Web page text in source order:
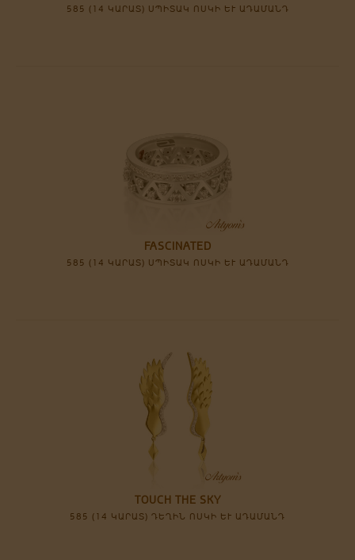
585 (14 ԿԱՐԱՏ) ՍՊԻՏԱԿ ՈՍԿԻ ԵՒ ԱԴԱՄԱՆԴ
FASCINATED
585 (14 ԿԱՐԱՏ) ՍՊԻՏԱԿ ՈՍԿԻ ԵՒ ԱԴԱՄԱՆԴ
TOUCH THE SKY
585 (14 ԿԱՐԱՏ) ԴԵՂԻՆ ՈՍԿԻ ԵՒ ԱԴԱՄԱՆԴ